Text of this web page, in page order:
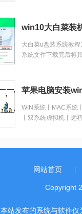
win10大白菜装
大白菜u盘装系统教
系统文件下载完后将
苹果电脑安装
WIN系统丨MAC系统
丨双系统虚拟机丨远
屏蔽网站，阻止软件
网站首页
Copyright
本站发布的系统与软件